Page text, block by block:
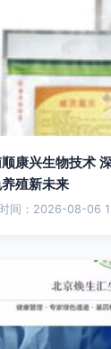
康兴生物技术
殖新未来
间：2026-08-06